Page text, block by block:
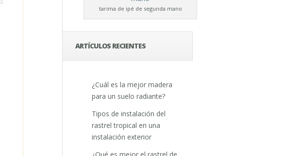
tarima de ipé de segunda mano
ARTÍCULOS RECIENTES
¿Cuál es la mejor madera
para un suelo radiante?
Tipos de instalación del
rastrel tropical en una
instalación exterior
¿Qué es mejor el rastrel de